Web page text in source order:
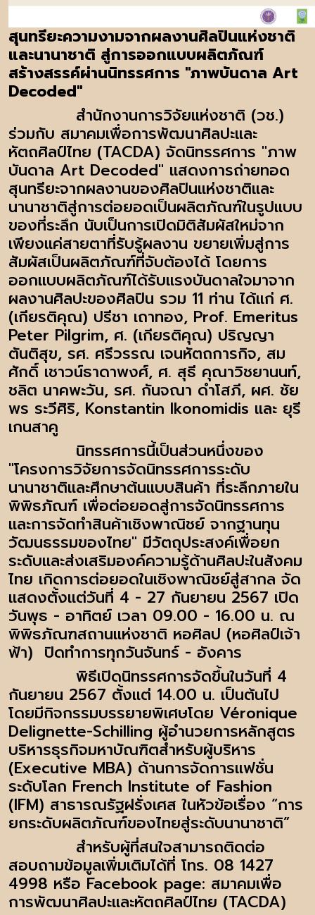
สุนทรียะความงามจากผลงานศิลปินแห่งชาติ
และนานาชาติ สู่การออกแบบผลิตภัณฑ์
สร้างสรรค์ผ่านนิทรรศการ "ภาพบันดาล Art
Decoded"
สำนักงานการวิจัยแห่งชาติ (วช.)
ร่วมกับ สมาคมเพื่อการพัฒนาศิลปะและ
หัตถศิลป์ไทย (TACDA) จัดนิทรรศการ "ภาพ
บันดาล Art Decoded" แสดงการถ่ายทอด
สุนทรียะจากผลงานของศิลปินแห่งชาติและ
นานาชาติสู่การต่อยอดเป็นผลิตภัณฑ์ในรูปแบบ
ของที่ระลึก นับเป็นการเปิดมิติสัมผัสใหม่จาก
เพียงแค่สายตาที่รับรู้ผลงาน ขยายเพิ่มสู่การ
สัมผัสเป็นผลิตภัณฑ์ที่จับต้องได้ โดยการ
ออกแบบผลิตภัณฑ์ได้รับแรงบันดาลใจมาจาก
ผลงานศิลปะของศิลปิน รวม 11 ท่าน ได้แก่ ศ.
(เกียรติคุณ) ปรีชา เถาทอง, Prof. Emeritus
Peter Pilgrim, ศ. (เกียรติคุณ) ปริญญา
ตันติสุข, รศ. ศรีวรรณ เจนหัตถการกิจ, สม
ศักดิ์ เชาวน์ธาดาพงศ์, ศ. สุธี คุณาวิชยานนท์,
ชลิต นาคพะวัน, รศ. กันจณา ดำโสภี, ผศ. ชัย
พร ระวีศิริ, Konstantin Ikonomidis และ ยุรี
เกนสาคู
นิทรรศการนี้เป็นส่วนหนึ่งของ
"โครงการวิจัยการจัดนิทรรศการระดับ
นานาชาติและศึกษาต้นแบบสินค้า ที่ระลึกภายใน
พิพิธภัณฑ์ เพื่อต่อยอดสู่การจัดนิทรรศการ
และการจัดทำสินค้าเชิงพาณิชย์ จากฐานทุน
วัฒนธรรมของไทย" มีวัตถุประสงค์เพื่อยก
ระดับและส่งเสริมองค์ความรู้ด้านศิลปะในสังคม
ไทย เกิดการต่อยอดในเชิงพาณิชย์สู่สากล จัด
แสดงตั้งแต่วันที่ 4 - 27 กันยายน 2567 เปิด
วันพุธ - อาทิตย์ เวลา 09.00 - 16.00 น. ณ
พิพิธภัณฑสถานแห่งชาติ หอศิลป (หอศิลป์เจ้า
ฟ้า) ปิดทำการทุกวันจันทร์ - อังคาร
พิธีเปิดนิทรรศการจัดขึ้นในวันที่ 4
กันยายน 2567 ตั้งแต่ 14.00 น. เป็นต้นไป
โดยมีกิจกรรมบรรยายพิเศษโดย Véronique
Delignette-Schilling ผู้อำนวยการหลักสูตร
บริหารธุรกิจมหาบัณฑิตสำหรับผู้บริหาร
(Executive MBA) ด้านการจัดการแฟชั่น
ระดับโลก French Institute of Fashion
(IFM) สาธารณรัฐฝรั่งเศส ในหัวข้อเรื่อง “การ
ยกระดับผลิตภัณฑ์ของไทยสู่ระดับนานาชาติ”
สำหรับผู้ที่สนใจสามารถติดต่อ
สอบถามข้อมูลเพิ่มเติมได้ที่ โทร. 08 1427
4998 หรือ Facebook page: สมาคมเพื่อ
การพัฒนาศิลปะและหัตถศิลป์ไทย (TACDA)